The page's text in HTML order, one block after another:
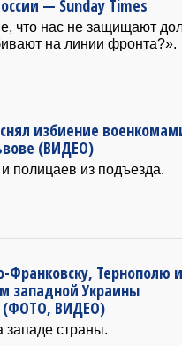
— Sunday Times
что нас не защищают
на линии фронта?».
избиение
(ВИДЕО)
полицаев из подъезда.
Франковску, Тернополю и
западной Украины
(ФОТО, ВИДЕО)
западе страны.